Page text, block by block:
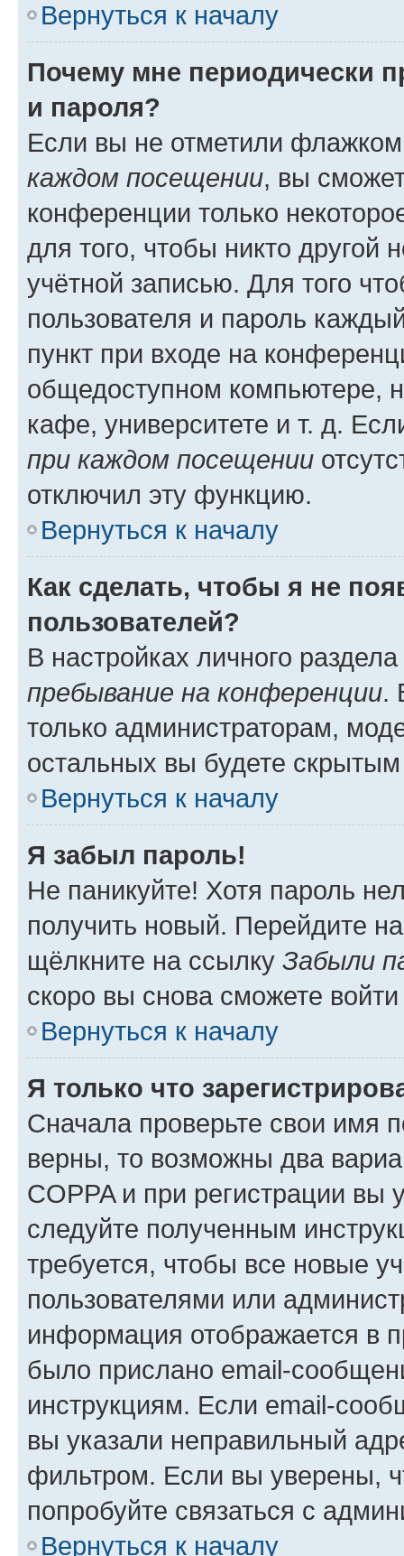
Вернуться к началу
Почему мне периодически
и пароля?
Если вы не отметили
каждом посещении, вы
конференции только
для того, чтобы никто другой
учётной записью. Для того
пользователя и пароль
пункт при входе на
общедоступном компьютере,
кафе, университете и т. д.
при каждом посещении
отключил эту функцию.
Вернуться к началу
Как сделать, чтобы я не
пользователей?
В настройках личного
пребывание на конференции.
только администраторам,
остальных вы будете
Вернуться к началу
Я забыл пароль!
Не паникуйте! Хотя пароль
получить новый. Перейдите
щёлкните на ссылку Забыли
скоро вы снова сможете
Вернуться к началу
Я только что
Сначала проверьте свои имя
верны, то возможны два
COPPA и при регистрации вы
следуйте полученным
требуется, чтобы все новые
пользователями или
информация отображается в
было прислано email-
инструкциям. Если email-
вы указали неправильный
фильтром. Если вы уверены,
попробуйте связаться с
Вернуться к началу